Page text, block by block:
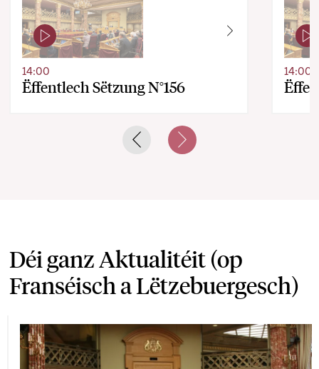
Ëffentlech Sëtzung N°156
14:00 14:00
Previous slideNext slide
Déi ganz Aktualitéit (op
Franséisch a Lëtzebuergesch)